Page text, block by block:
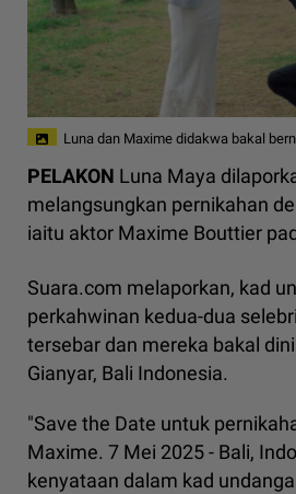
Luna dan Maxime didakwa bakal
PELAKON Luna Maya
melangsungkan pernikahan
iaitu aktor Maxime Bouttier
Suara.com melaporkan, kad
perkahwinan kedua-dua
tersebar dan mereka bakal
Gianyar, Bali Indonesia.
"Save the Date untuk
Maxime. 7 Mei 2025 - Bali,
kenyataan dalam kad